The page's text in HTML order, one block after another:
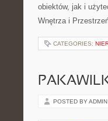
obiektów, jak i
Wnętrza i
CATEGORIES:
POSTED BY ADMIN